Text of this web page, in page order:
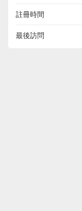
註冊時間
最後訪問